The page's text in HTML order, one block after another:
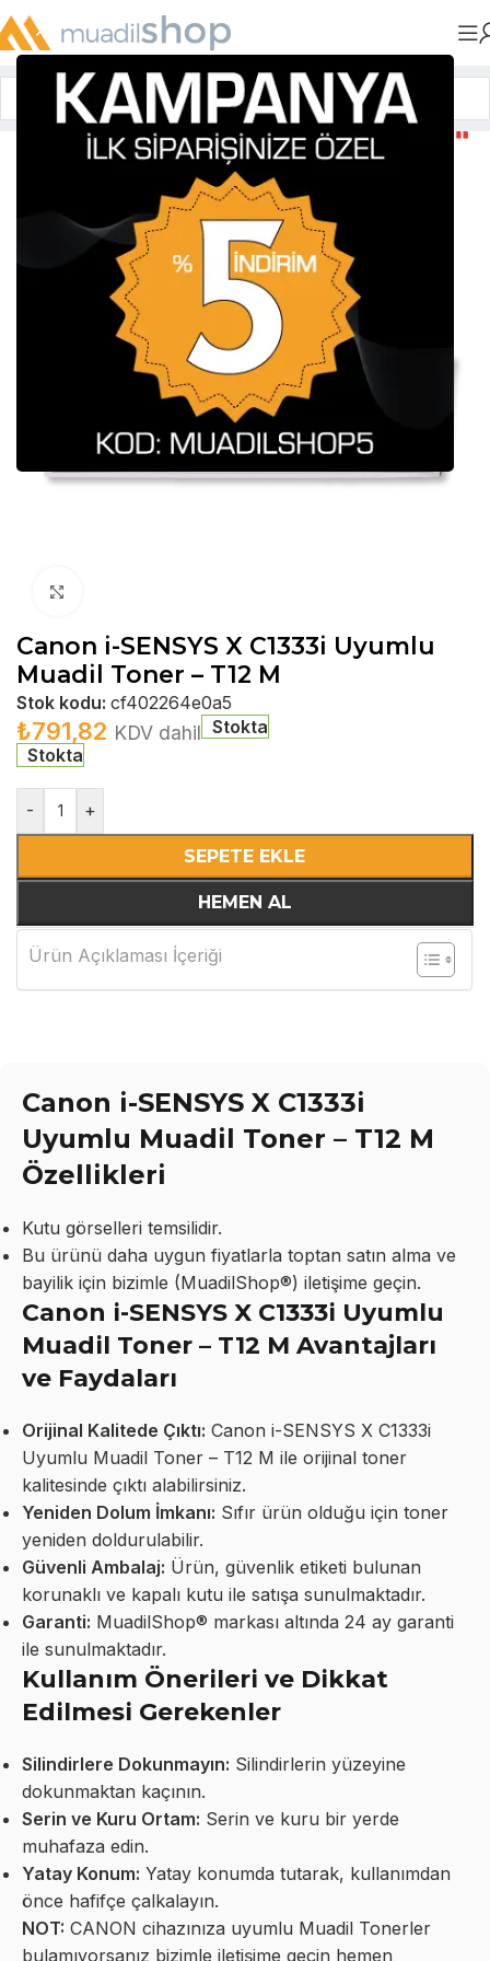
Anasayfa»Muadil Tonerler
Canon i-SENSYS X C1333i Uyumlu
Muadil Toner – T12 M
Stok kodu: cf402264e0a5
₺791,82 KDV dahil Stokta
Stokta
- +
SEPETE EKLE
HEMEN AL
Ürün Açıklaması İçeriği
Canon i-SENSYS X C1333i
Uyumlu Muadil Toner – T12 M
Özellikleri
Kutu görselleri temsilidir.
Bu ürünü daha uygun fiyatlarla toptan satın alma ve
bayilik için bizimle (MuadilShop®) iletişime geçin.
Canon i-SENSYS X C1333i Uyumlu
Muadil Toner – T12 M Avantajları
ve Faydaları
Orijinal Kalitede Çıktı: Canon i-SENSYS X C1333i
Uyumlu Muadil Toner – T12 M ile orijinal toner
kalitesinde çıktı alabilirsiniz.
Yeniden Dolum İmkanı: Sıfır ürün olduğu için toner
yeniden doldurulabilir.
Güvenli Ambalaj: Ürün, güvenlik etiketi bulunan
korunaklı ve kapalı kutu ile satışa sunulmaktadır.
Garanti: MuadilShop® markası altında 24 ay garanti
ile sunulmaktadır.
Kullanım Önerileri ve Dikkat
Edilmesi Gerekenler
Silindirlere Dokunmayın: Silindirlerin yüzeyine
dokunmaktan kaçının.
Serin ve Kuru Ortam: Serin ve kuru bir yerde
muhafaza edin.
Yatay Konum: Yatay konumda tutarak, kullanımdan
önce hafifçe çalkalayın.
NOT: CANON cihazınıza uyumlu Muadil Tonerler
bulamıyorsanız bizimle iletişime geçin hemen